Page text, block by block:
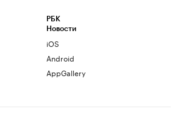
РБК
Новости
iOS
Android
AppGallery